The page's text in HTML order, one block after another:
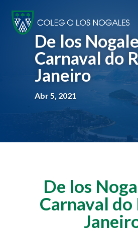
De los
Carnaval do
Janeiro
Abr 5, 2021
De los
Carnaval do